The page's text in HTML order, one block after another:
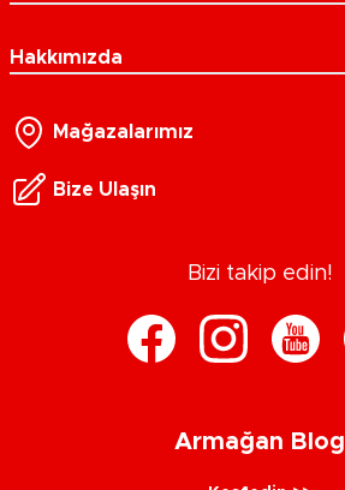
Hakkımızda
Mağazalarımız
Bize Ulaşın
Bizi takip edin!
Armağan Blog